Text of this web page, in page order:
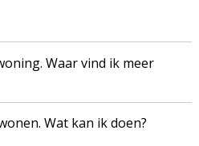
Wat kan ik doen?